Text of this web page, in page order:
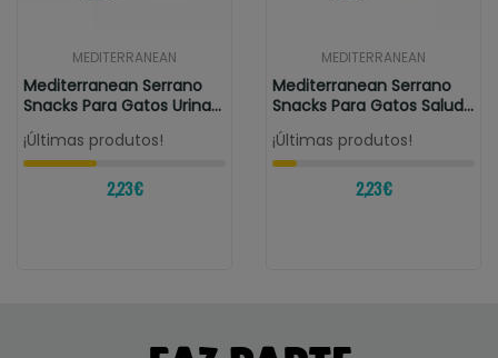
MEDITERRANEAN
Mediterranean Serrano
Snacks Para Gatos Urinary
¡Últimas produtos!
2,23 €
MEDITERRANEAN
Mediterranean Serrano
Snacks Para Gatos Salud
¡Últimas produtos!
2,23 €